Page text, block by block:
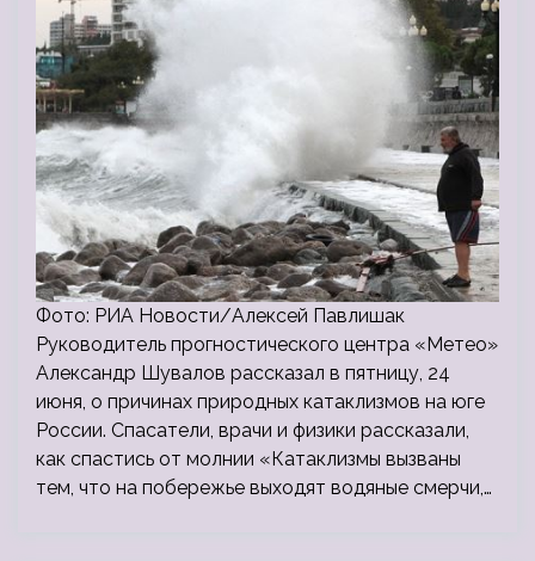
Фото: РИА Новости/Алексей Павлишак
Руководитель прогностического центра «Метео»
Александр Шувалов рассказал в пятницу, 24
июня, о причинах природных катаклизмов на юге
России. Спасатели, врачи и физики рассказали,
как спастись от молнии «Катаклизмы вызваны
тем, что на побережье выходят водяные смерчи,…